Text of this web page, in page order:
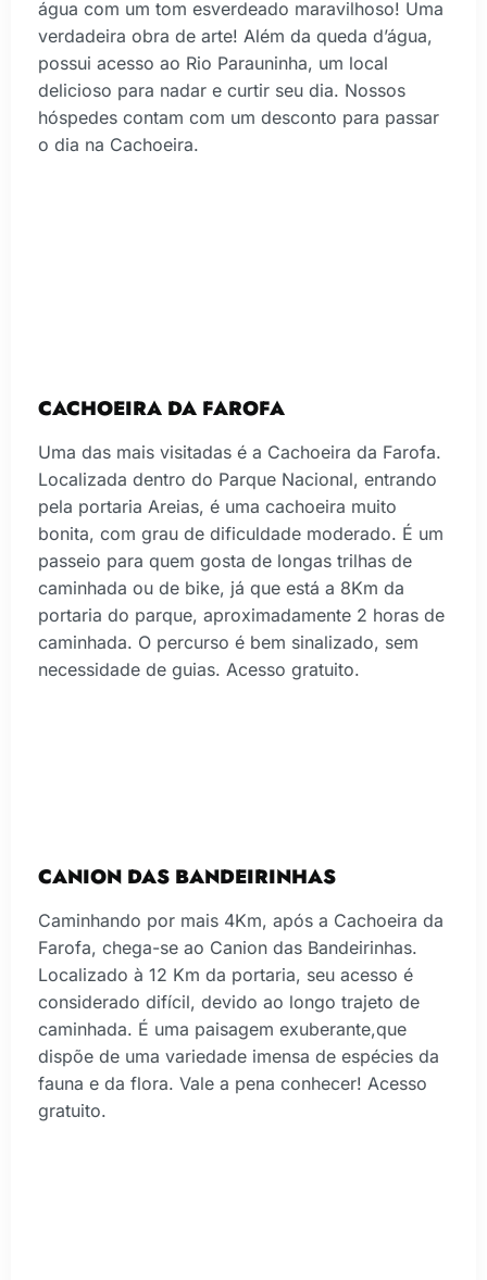
água com um tom esverdeado maravilhoso! Uma
verdadeira obra de arte! Além da queda d’água,
possui acesso ao Rio Parauninha, um local
delicioso para nadar e curtir seu dia. Nossos
hóspedes contam com um desconto para passar
o dia na Cachoeira.
CACHOEIRA DA FAROFA
Uma das mais visitadas é a Cachoeira da Farofa.
Localizada dentro do Parque Nacional, entrando
pela portaria Areias, é uma cachoeira muito
bonita, com grau de dificuldade moderado. É um
passeio para quem gosta de longas trilhas de
caminhada ou de bike, já que está a 8Km da
portaria do parque, aproximadamente 2 horas de
caminhada. O percurso é bem sinalizado, sem
necessidade de guias. Acesso gratuito.
CANION DAS BANDEIRINHAS
Caminhando por mais 4Km, após a Cachoeira da
Farofa, chega-se ao Canion das Bandeirinhas.
Localizado à 12 Km da portaria, seu acesso é
considerado difícil, devido ao longo trajeto de
caminhada. É uma paisagem exuberante,que
dispõe de uma variedade imensa de espécies da
fauna e da flora. Vale a pena conhecer! Acesso
gratuito.